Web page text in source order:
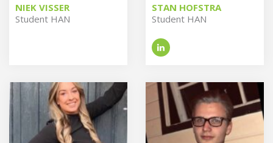
NIEK VISSER
Stu­dent HAN
STAN HOFSTRA
Stu­dent HAN